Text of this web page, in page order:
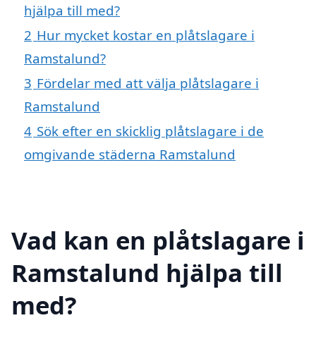
hjälpa till med?
2 Hur mycket kostar en plåtslagare i
Ramstalund?
3 Fördelar med att välja plåtslagare i
Ramstalund
4 Sök efter en skicklig plåtslagare i de
omgivande städerna Ramstalund
Vad kan en plåtslagare i
Ramstalund hjälpa till
med?